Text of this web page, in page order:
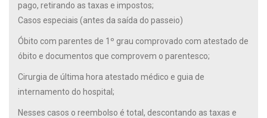
pago, retirando as taxas e impostos;
Casos especiais (antes da saída do passeio)
Óbito com parentes de 1º grau comprovado com atestado de
óbito e documentos que comprovem o parentesco;
Cirurgia de última hora atestado médico e guia de
internamento do hospital;
Nesses casos o reembolso é total, descontando as taxas e